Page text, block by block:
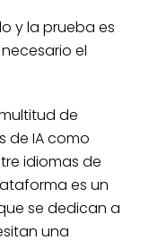
y la prueba es
el
de
de IA como
idiomas de
es un
se dedican a
una